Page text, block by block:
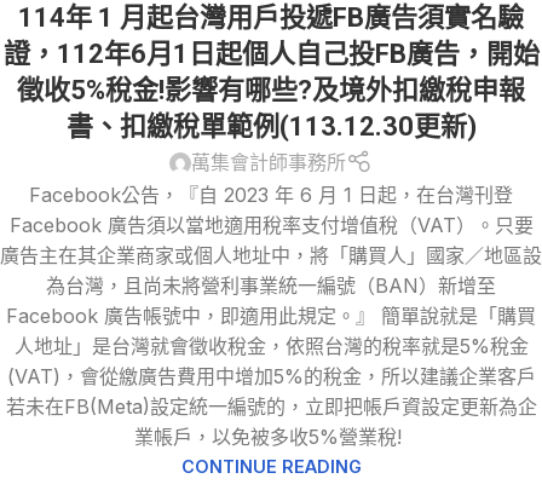
114年 1 月起台灣用戶投遞FB廣告須實名驗
證，112年6月1日起個人自己投FB廣告，開始
徵收5%稅金!影響有哪些?及境外扣繳稅申報
書、扣繳稅單範例(113.12.30更新)
萬集會計師事務所
Facebook公告，『自 2023 年 6 月 1 日起，在台灣刊登
Facebook 廣告須以當地適用稅率支付增值稅（VAT）。只要
廣告主在其企業商家或個人地址中，將「購買人」國家／地區設
為台灣，且尚未將營利事業統一編號（BAN）新增至
Facebook 廣告帳號中，即適用此規定。』 簡單說就是「購買
人地址」是台灣就會徵收稅金，依照台灣的稅率就是5%稅金
(VAT)，會從繳廣告費用中增加5%的稅金，所以建議企業客戶
若未在FB(Meta)設定統一編號的，立即把帳戶資設定更新為企
業帳戶，以免被多收5%營業稅!
CONTINUE READING